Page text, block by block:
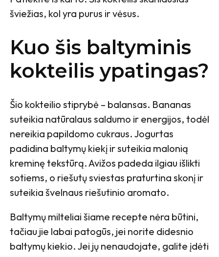
šviežias, kol yra purus ir vėsus.
Kuo šis baltyminis
kokteilis ypatingas?
Šio kokteilio stiprybė – balansas. Bananas
suteikia natūralaus saldumo ir energijos, todėl
nereikia papildomo cukraus. Jogurtas
padidina baltymų kiekį ir suteikia malonią
kreminę tekstūrą. Avižos padeda ilgiau išlikti
sotiems, o riešutų sviestas praturtina skonį ir
suteikia švelnaus riešutinio aromato.
Baltymų milteliai šiame recepte nėra būtini,
tačiau jie labai patogūs, jei norite didesnio
baltymų kiekio. Jei jų nenaudojate, galite įdėti